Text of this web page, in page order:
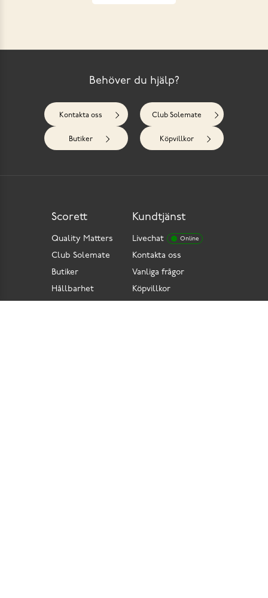
Behöver du hjälp?
Kontakta oss Club Solemate
Butiker Köpvillkor
Kundtjänst
Livechat Online
Kontakta oss
Vanliga frågor
Köpvillkor
Scorett
Quality Matters
Club Solemate
Butiker
Hållbarhet